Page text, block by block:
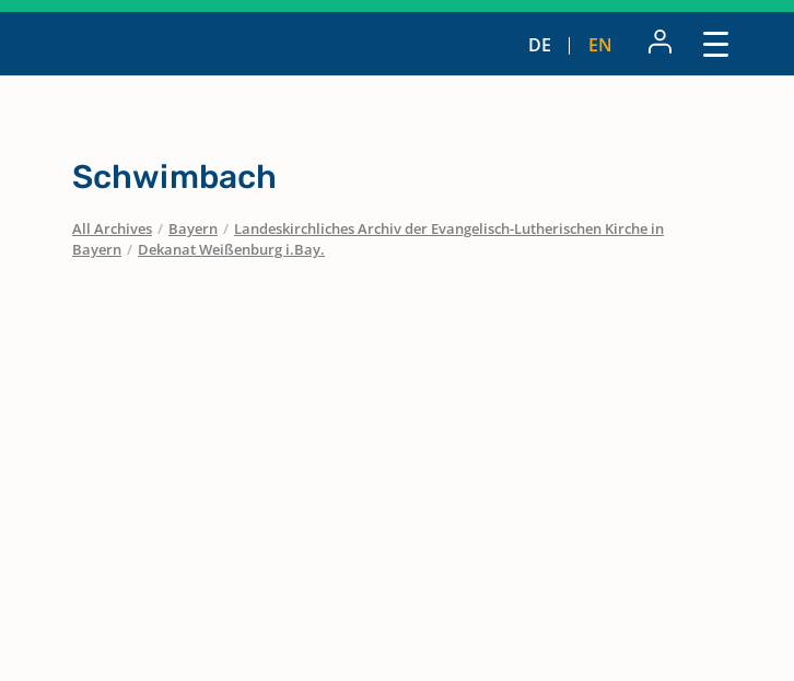
DE EN
Schwimbach
All Archives / Bayern / Landeskirchliches Archiv der Evangelisch-Lutherischen Kirche in
Bayern / Dekanat Weißenburg i.Bay.